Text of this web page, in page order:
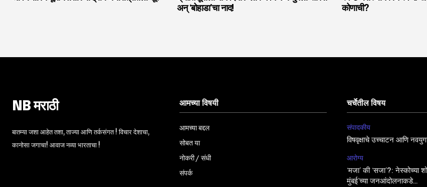
अन् ‘बोहाडा’चा नाद!
कोणाची?
NB मराठी
बातम्या जशा आहेत तशा, ताज्या आणि तर्कसंगत ! विचार देशाचा,
कानोसा जगाचा! आवाज नव्या भारताचा !
आमच्या विषयी
आमच्या बद्दल
सोबत या
नोकरी / संधी
संपर्क
चर्चेतील विषय
संपादकीय
विषवृक्षाचे उच्चाटन आणि
आरोग्य
‘मजा’ की ‘सजा’?: नेस्कोच्या
मुंबई’च्या जनआंदोलनाकडे…